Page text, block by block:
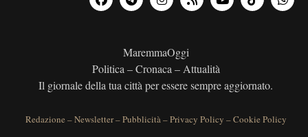
MaremmaOggi
Politica – Cronaca – Attualità
Il giornale della tua città per essere sempre aggiornato.
Redazione –Newsletter–Pubblicità–Privacy Policy –Cookie Policy